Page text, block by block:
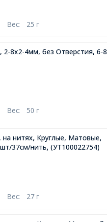
Вес: 25 г
8x2-4мм, без Отверстия, 6-8
Вес: 50 г
нитях, Круглые, Матовые,
37см/нить, (УТ100022754)
Вес: 27 г